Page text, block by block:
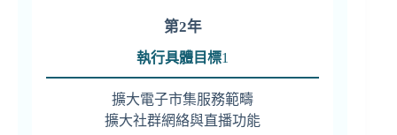
第2年
執行具體目標1
擴大電子市集服務範疇
擴大社群網絡與直播功能